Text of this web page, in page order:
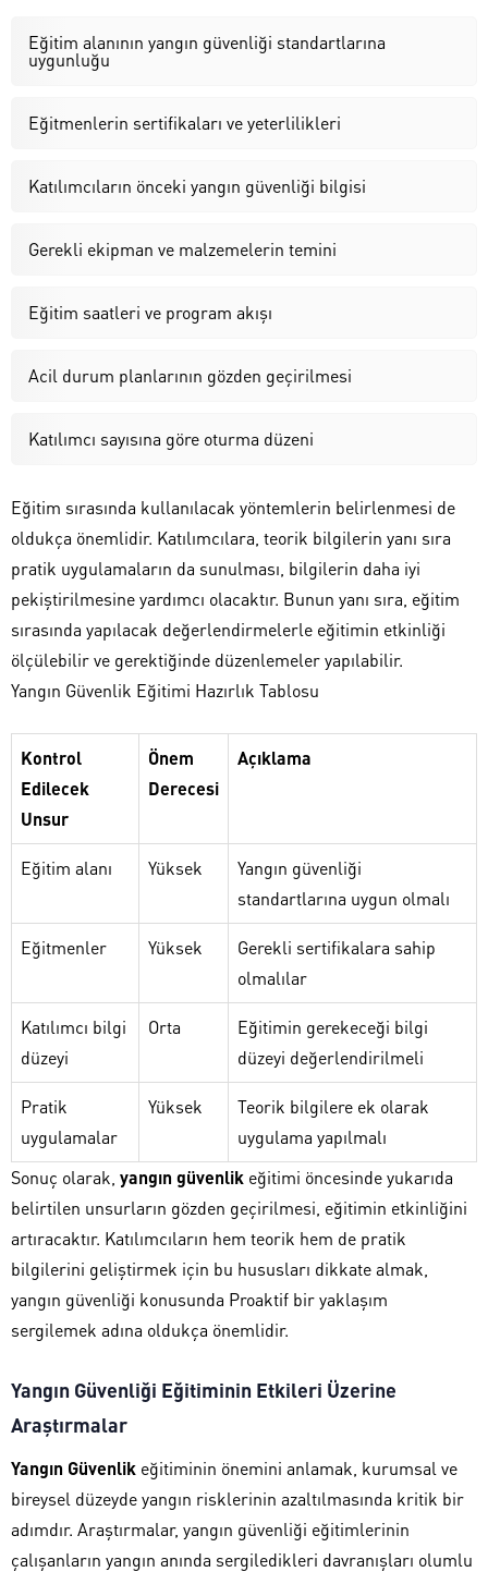
Eğitim alanının yangın güvenliği standartlarına
uygunluğu
Eğitmenlerin sertifikaları ve yeterlilikleri
Katılımcıların önceki yangın güvenliği bilgisi
Gerekli ekipman ve malzemelerin temini
Eğitim saatleri ve program akışı
Acil durum planlarının gözden geçirilmesi
Katılımcı sayısına göre oturma düzeni
Eğitim sırasında kullanılacak yöntemlerin belirlenmesi de
oldukça önemlidir. Katılımcılara, teorik bilgilerin yanı sıra
pratik uygulamaların da sunulması, bilgilerin daha iyi
pekiştirilmesine yardımcı olacaktır. Bunun yanı sıra, eğitim
sırasında yapılacak değerlendirmelerle eğitimin etkinliği
ölçülebilir ve gerektiğinde düzenlemeler yapılabilir.
Yangın Güvenlik Eğitimi Hazırlık Tablosu
Kontrol
Edilecek
Unsur
Önem
Derecesi
Açıklama
Eğitim alanı Yüksek
Yangın güvenliği
standartlarına uygun olmalı
Eğitmenler Yüksek
Gerekli sertifikalara sahip
olmalılar
Katılımcı bilgi
düzeyi
Orta
Eğitimin gerekeceği bilgi
düzeyi değerlendirilmeli
Pratik
uygulamalar
Yüksek
Teorik bilgilere ek olarak
uygulama yapılmalı
Sonuç olarak, yangın güvenlik eğitimi öncesinde yukarıda
belirtilen unsurların gözden geçirilmesi, eğitimin etkinliğini
artıracaktır. Katılımcıların hem teorik hem de pratik
bilgilerini geliştirmek için bu hususları dikkate almak,
yangın güvenliği konusunda Proaktif bir yaklaşım
sergilemek adına oldukça önemlidir.
Yangın Güvenliği Eğitiminin Etkileri Üzerine
Araştırmalar
Yangın Güvenlik eğitiminin önemini anlamak, kurumsal ve
bireysel düzeyde yangın risklerinin azaltılmasında kritik bir
adımdır. Araştırmalar, yangın güvenliği eğitimlerinin
çalışanların yangın anında sergiledikleri davranışları olumlu